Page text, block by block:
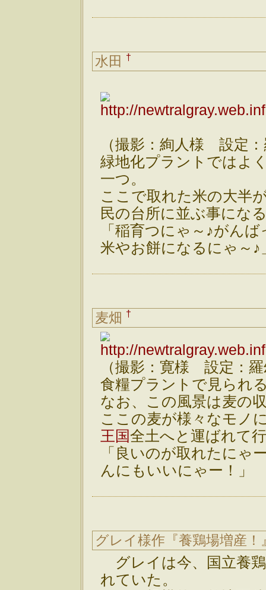
水田 †
（撮影：絢人様 設定
緑地化プラントではよ
一つ。
ここで取れた米の大半
民の台所に並ぶ事にな
「稲育つにゃ～♪がん
米やお餅になるにゃ～♪
麦畑 †
（撮影：寛様 設定：
食糧プラントで見られ
なお、この風景は麦の
ここの麦が様々なモノ
王国全土へと運ばれて
「良いのが取れたにゃ
んにもいいにゃー！」
グレイ様作『養鶏場増産
グレイは今、国立養
れていた。